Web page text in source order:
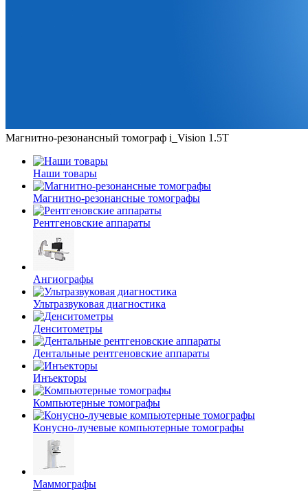
Магнитно-резонансный томограф i_Vision 1.5T
Наши товары
Магнитно-резонансные томографы
Рентгеновские аппараты
Ангиографы
Ультразвуковая диагностика
Денситометры
Дентальные рентгеновские аппараты
Инъекторы
Компьютерные томографы
Конусно-лучевые компьютерные томографы
Маммографы